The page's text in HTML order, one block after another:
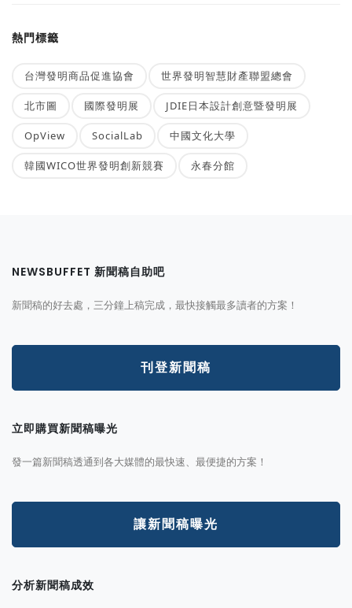
熱門標籤
台灣發明商品促進協會 世界發明智慧財產聯盟總會
北市圖 國際發明展 JDIE日本設計創意暨發明展
OpView SocialLab 中國文化大學
韓國WICO世界發明創新競賽 永春分館
NEWSBUFFET 新聞稿自助吧
新聞稿的好去處，三分鐘上稿完成，最快接觸最多讀者的方案！
刊登新聞稿
立即購買新聞稿曝光
發一篇新聞稿透通到各大媒體的最快速、最便捷的方案！
讓新聞稿曝光
分析新聞稿成效